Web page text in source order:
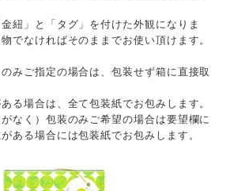
紐」と「タグ」を付けた外観になりま
でなければそのままでお使い頂けます。
みご指定の場合は、包装せず箱に直接取
る場合は、全て包装紙でお包みします。
なく）包装のみご希望の場合は要望欄に
ある場合には包装紙でお包みします。